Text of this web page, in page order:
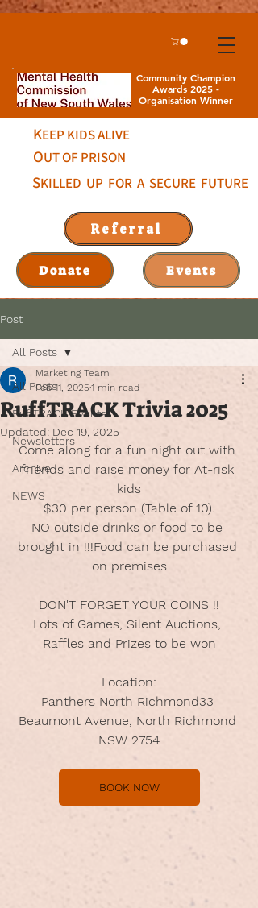
KEEP KIDS ALIVE
OUT OF PRISON
SKILLED UP FOR A SECURE FUTURE
Referral
Donate Events
Community Champion
Awards 2025 -
Organisation Winner
Post
All Posts
RuffTRACK Events
Newsletters
Archive
NEWS
All Posts
RuffTRACK Trivia 2025
Marketing Team
Feb 11, 2025 1 min read
Updated: Dec 19, 2025
Come along for a fun night out with
friends and raise money for At-risk
kids
$30 per person (Table of 10).
NO outside drinks or food to be
brought in !!!Food can be purchased
on premises
DON'T FORGET YOUR COINS !!
Lots of Games, Silent Auctions,
Raffles and Prizes to be won
Location:
Panthers North Richmond33
Beaumont Avenue, North Richmond
NSW 2754
BOOK NOW